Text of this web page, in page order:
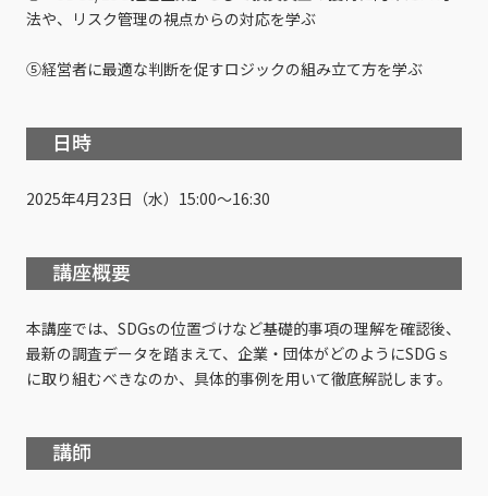
法や、リスク管理の視点からの対応を学ぶ
⑤経営者に最適な判断を促すロジックの組み立て方を学ぶ
日時
2025年4月23日（水）15:00～16:30
講座概要
本講座では、SDGsの位置づけなど基礎的事項の理解を確認後、
最新の調査データを踏まえて、企業・団体がどのようにSDGｓ
に取り組むべきなのか、具体的事例を用いて徹底解説します。
講師